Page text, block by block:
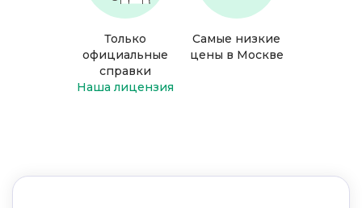
Только
официальные
справки
Наша лицензия
Самые низкие
цены в Москве